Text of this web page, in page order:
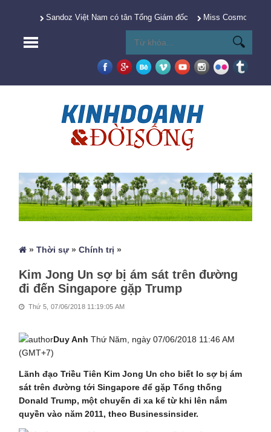
Sandoz Việt Nam có tân Tổng Giám đốc Miss Cosmo 2025
»Thời sự»Chính trị »
Kim Jong Un sợ bị ám sát trên đường
đi đến Singapore gặp Trump
Thứ 5, 07/06/2018 11:19:05 AM
Duy AnhThứ Năm, ngày 07/06/2018 11:46 AM
(GMT+7)
Lãnh đạo Triều Tiên Kim Jong Un cho biết lo sợ bị ám
sát trên đường tới Singapore để gặp Tổng thống
Donald Trump, một chuyến đi xa kể từ khi lên nắm
quyền vào năm 2011, theo Businessinsider.